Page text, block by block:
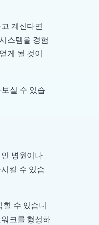
계신다면
스템을 경험
게 될 것이
실 수 있습
병원이나
킬 수 있습
수 있습니
크를 형성하